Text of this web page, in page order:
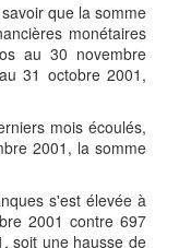
que la somme
monétaires
au 30 novembre
31 octobre 2001,
mois écoulés,
2001, la somme
s'est élevée à
2001 contre 697
soit une hausse de